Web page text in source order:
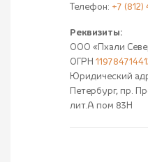
Телефон: +7
Реквизиты:
ООО «Пхали
ОГРН
Юридический
Петербург, пр.
лит.А пом 83Н